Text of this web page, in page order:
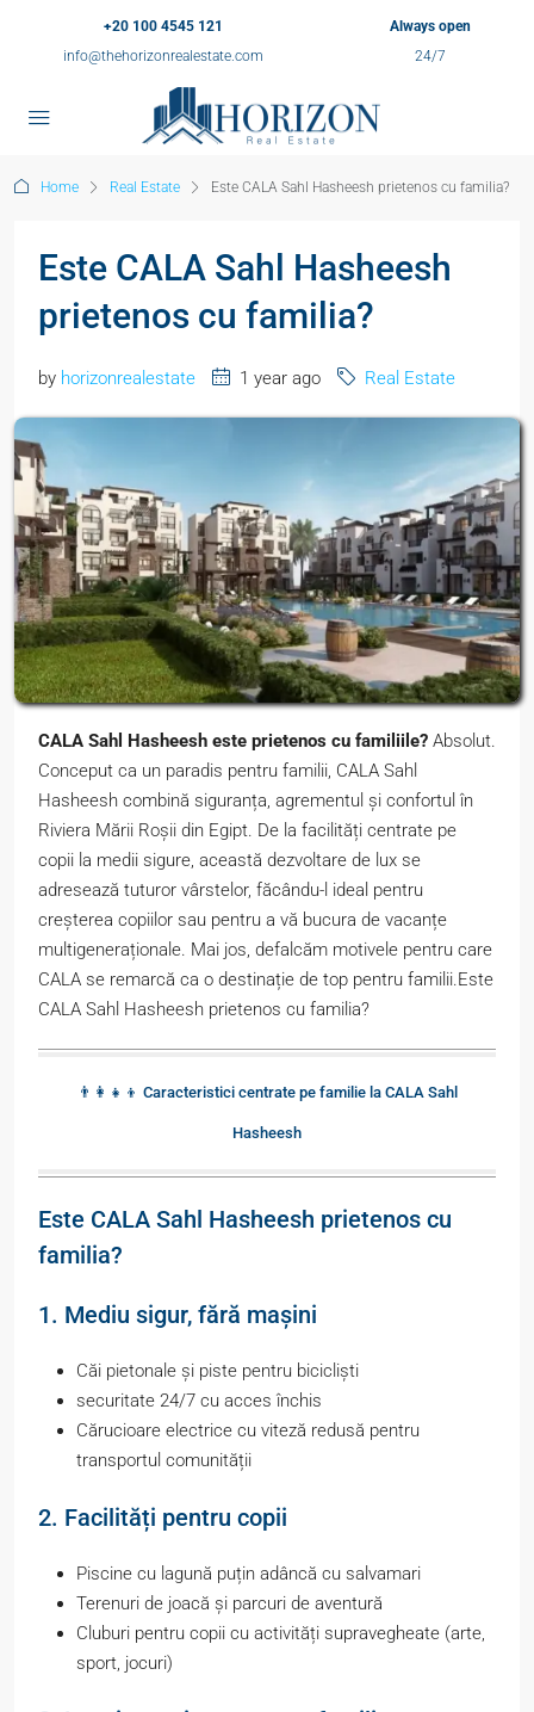
+20 100 4545 121
info@thehorizonrealestate.com
Always open
24/7
Home Real Estate Este CALA Sahl Hasheesh prietenos cu familia?
Este CALA Sahl Hasheesh
prietenos cu familia?
by horizonrealestate 1 year ago Real Estate
CALA Sahl Hasheesh este prietenos cu familiile? Absolut.
Conceput ca un paradis pentru familii, CALA Sahl
Hasheesh combină siguranța, agrementul și confortul în
Riviera Mării Roșii din Egipt. De la facilități centrate pe
copii la medii sigure, această dezvoltare de lux se
adresează tuturor vârstelor, făcându-l ideal pentru
creșterea copiilor sau pentru a vă bucura de vacanțe
multigeneraționale. Mai jos, defalcăm motivele pentru care
CALA se remarcă ca o destinație de top pentru familii.Este
CALA Sahl Hasheesh prietenos cu familia?
👨👩👧👦 Caracteristici centrate pe familie la CALA Sahl
Hasheesh
Este CALA Sahl Hasheesh prietenos cu
familia?
1. Mediu sigur, fără mașini
Căi pietonale și piste pentru bicicliști
securitate 24/7 cu acces închis
Cărucioare electrice cu viteză redusă pentru
transportul comunității
2. Facilități pentru copii
Piscine cu lagună puțin adâncă cu salvamari
Terenuri de joacă și parcuri de aventură
Cluburi pentru copii cu activități supravegheate (arte,
sport, jocuri)